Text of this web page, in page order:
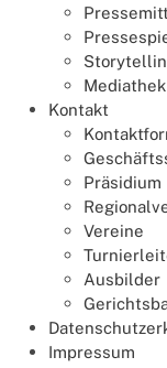
Mediathek
Kontakt
Präsidium
Vereine
Ausbilder
Impressum